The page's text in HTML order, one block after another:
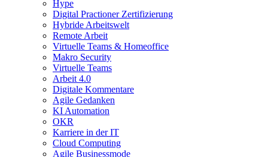
Hype
Digital Practioner Zertifizierung
Hybride Arbeitswelt
Remote Arbeit
Virtuelle Teams & Homeoffice
Makro Security
Virtuelle Teams
Arbeit 4.0
Digitale Kommentare
Agile Gedanken
KI Automation
OKR
Karriere in der IT
Cloud Computing
Agile Businessmode